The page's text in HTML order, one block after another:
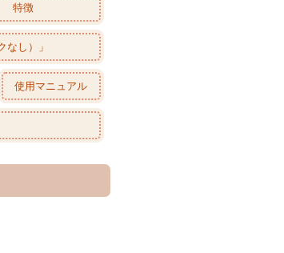
特徴
なし）」
使用マニュアル